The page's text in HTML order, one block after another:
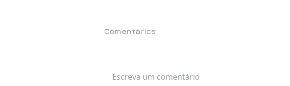
Comentários
Escreva um comentário